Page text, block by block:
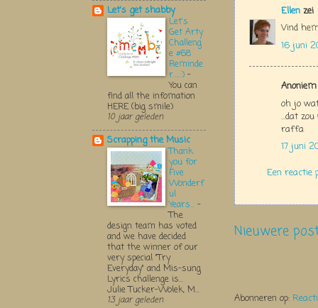
Ellen zei
Vind
16 juni
oh jo
...dat
raffa
17 juni
Een reactie
Nieuwere
Abonneren op:
Let's get shabby
Let's
Get Arty
Challeng
e #68
Reminde
r.....:) -
You can
find all the infomation
HERE (big smile)
10 jaar geleden
Scrapping the Music
Thank
you for
Five
Wonderf
ul
Years... -
The
design team has voted
and we have decided
that the winner of our
very special "Try
Everyday" and Mis-sung
Lyrics challenge is...
Julie Tucker-Wolek, M...
13 jaar geleden